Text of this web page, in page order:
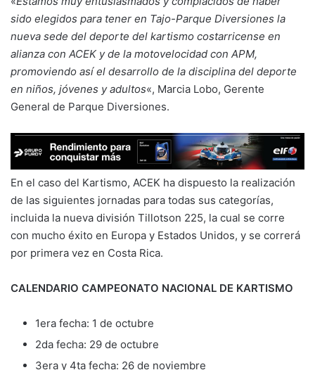
sido elegidos para tener en Tajo-Parque Diversiones la
nueva sede del deporte del kartismo costarricense en
alianza con ACEK y de la motovelocidad con APM,
promoviendo asíel desarrollo de la disciplina del deporte
en niños, jóvenes y adultos«, Marcia Lobo, Gerente
General de Parque Diversiones.
En el caso del Kartismo, ACEK ha dispuesto la realización
de las siguientes jornadas para todas sus categorías,
incluida la nueva división Tillotson 225, la cual se corre
con mucho éxito en Europa y Estados Unidos, y se correrá
por primera vez en Costa Rica.
CALENDARIO CAMPEONATO NACIONAL DE KARTISMO
1era fecha: 1 de octubre
2da fecha: 29 de octubre
3era y 4ta fecha: 26 de noviembre